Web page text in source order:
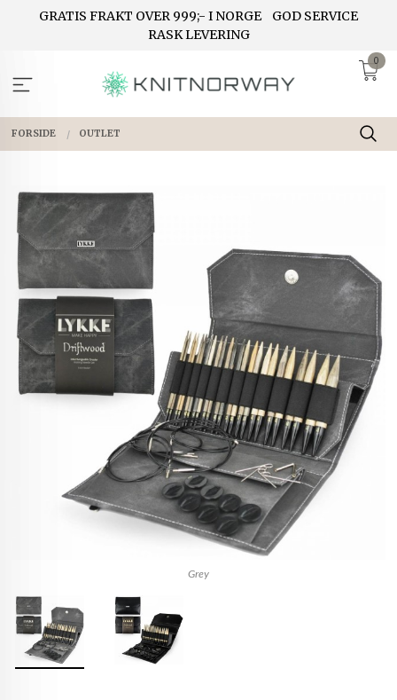
GRATIS FRAKT OVER 999;- I NORGE
GOD SERVICE
RASK LEVERING
0
FORSIDE OUTLET
Grey